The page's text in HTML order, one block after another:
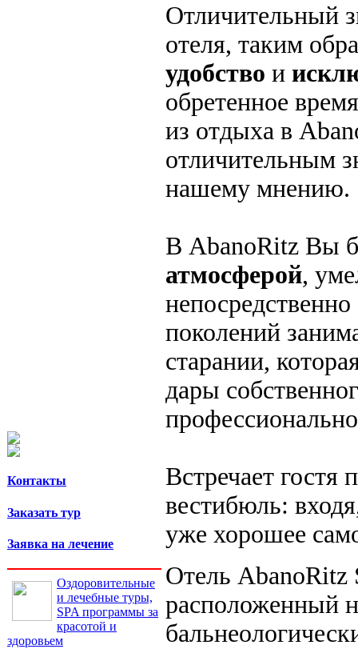
Контакты
Заказать тур
Заявка на лечение
Оздоровительные
и лечебные туры,
SPA программы за
красотой и
здоровьем
Отличительный
отеля, таким
удобство и
обретенное
из отдыха в
отличительным
нашему мнению.
В AbanoRitz Вы
атмосферой,
поколений
старании,
дары
Встречает
вестибюль:
уже хорошее
Отель AbanoRitz
расположенный